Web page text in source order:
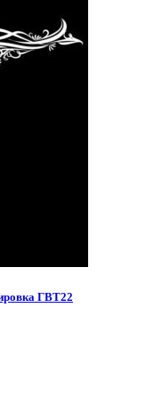
ГВТ22